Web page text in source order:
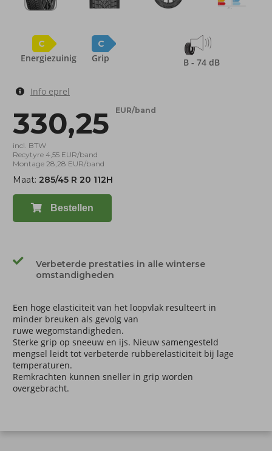
C
Energiezuinig
C
Grip B - 74 dB
Info eprel
330,25 EUR/band
incl. BTW
Recytyre 4,55 EUR/band
Montage 28,28 EUR/band
Maat: 285/45 R 20 112H
Bestellen
Verbeterde prestaties in alle winterse
omstandigheden
Een hoge elasticiteit van het loopvlak resulteert in
minder breuken als gevolg van
ruwe wegomstandigheden.
Sterke grip op sneeuw en ijs. Nieuw samengesteld
mengsel leidt tot verbeterde rubberelasticiteit bij lage
temperaturen.
Remkrachten kunnen sneller in grip worden
overgebracht.